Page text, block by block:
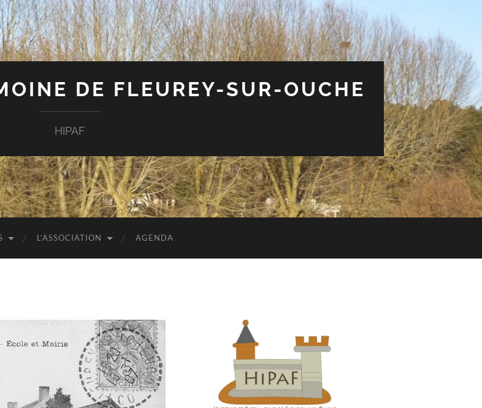
DE FLEUREY-SUR-OUCHE
HIPAF
L’ASSOCIATION AGENDA